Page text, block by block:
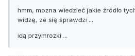
hmm, mozna wiedzieć jakie źródło
widzę, ze się sprawdzi ...
idą przymrozki ...